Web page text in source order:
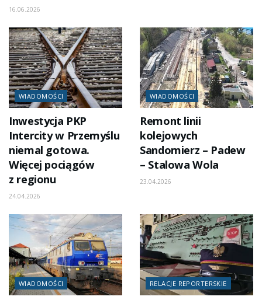
16.06.2026
WIADOMOŚCI
Inwestycja PKP
Intercity w Przemyślu
niemal gotowa.
Więcej pociągów
z regionu
24.04.2026
WIADOMOŚCI
Remont linii
kolejowych
Sandomierz – Padew
– Stalowa Wola
23.04.2026
WIADOMOŚCI RELACJE REPORTERSKIE